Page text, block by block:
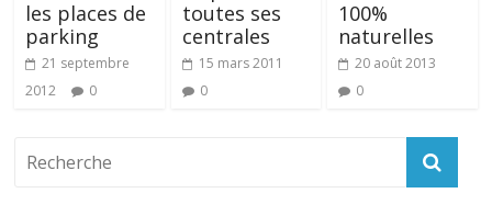
les places de
parking
21 septembre
2012
0
toutes ses
centrales
15 mars 2011
0
100%
naturelles
20 août 2013
0